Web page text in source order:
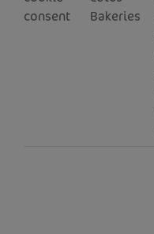
consent
Bakeries